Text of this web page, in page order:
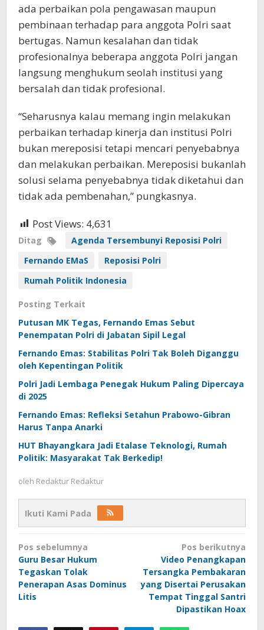
ada perbaikan pola pengawasan maupun
pembinaan terhadap para anggota Polri saat
bertugas. Namun kesalahan dan tidak
profesionalnya beberapa anggota Polri jangan
langsung menghukum seolah institusi yang
bersalah dan tidak profesional.
“Seharusnya kalau memang ingin melakukan
perbaikan terhadap kinerja dan institusi Polri
bukan mereposisi tetapi mencari penyebabnya
dan melakukan perbaikan. Mereposisi bukanlah
solusi selama penyebabnya tidak diketahui dan
tidak ada pembenahan,” pungkasnya.
Post Views: 4,631
Ditag
Agenda Tersembunyi Reposisi Polri
Fernando EMaS
Reposisi Polri
Rumah Politik Indonesia
Posting Terkait
Putusan MK Tegas, Fernando Emas Sebut
Penempatan Polri di Jabatan Sipil Legal
Fernando Emas: Stabilitas Polri Tak Boleh Diganggu
oleh Kepentingan Politik
Polri Jadi Lembaga Penegak Hukum Paling Dipercaya
di 2025
Fernando Emas: Refleksi Setahun Prabowo-Gibran
Harus Tanpa Anarki
HUT Bhayangkara Jadi Etalase Teknologi, Rumah
Politik: Masyarakat Tak Berkedip!
oleh Redaktur Redaktur
Ikuti Kami Pada
Navigasi
pos
Pos sebelumnya
Guru Besar Hukum
Tegaskan Tolak
Penerapan Asas Dominus
Litis
Pos berikutnya
Video Penangkapan
Tersangka Pembakaran
yang Disertai Perusakan
Tempat Tinggal Santri
Dipastikan Hoax